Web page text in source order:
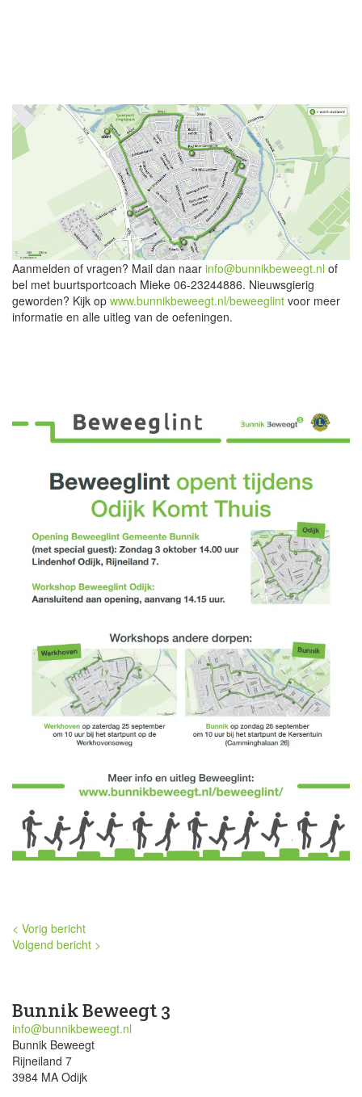
Aanmelden of vragen? Mail dan naar info@bunnikbeweegt.nl of
bel met buurtsportcoach Mieke 06-23244886. Nieuwsgierig
geworden? Kijk op www.bunnikbeweegt.nl/beweeglint voor meer
informatie en alle uitleg van de oefeningen.
< Vorig bericht
Volgend bericht >
Bunnik Beweegt 3
info@bunnikbeweegt.nl
Bunnik Beweegt
Rijneiland 7
3984 MA Odijk